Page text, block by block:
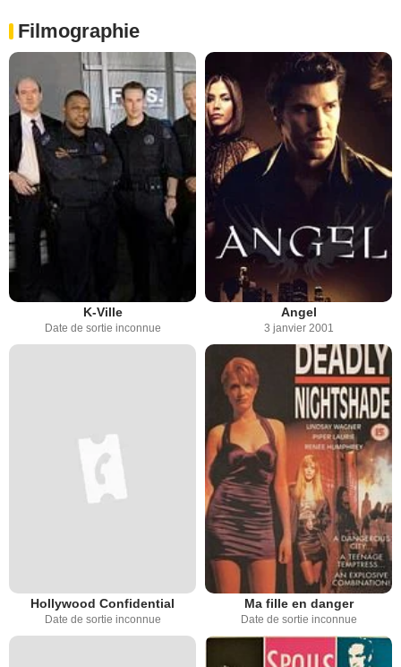
Filmographie
K-Ville
Date de sortie inconnue
Angel
3 janvier 2001
Hollywood Confidential
Date de sortie inconnue
Ma fille en danger
Date de sortie inconnue